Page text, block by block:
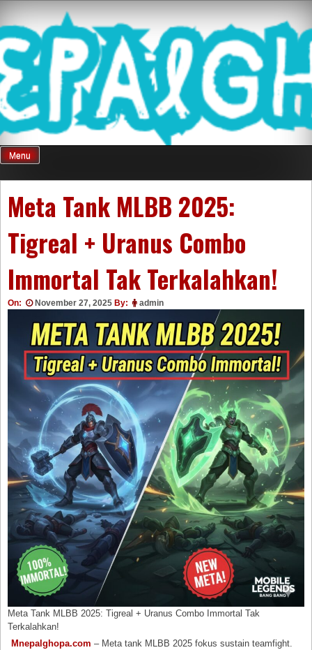
content
Mnepalghopa
Review Game
Terkini Paling
Seluruh Di
Indonesia
Menu
Meta Tank MLBB 2025:
Tigreal + Uranus Combo
Immortal Tak Terkalahkan!
On: November 27, 2025 By: admin
Meta Tank MLBB 2025: Tigreal + Uranus Combo Immortal Tak
Terkalahkan!
Mnepalghopa.com – Meta tank MLBB 2025 fokus sustain teamfight.